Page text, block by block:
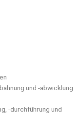
und -abwicklung
-durchführung und